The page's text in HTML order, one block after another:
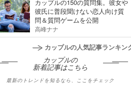
カップルの150の質問集。彼女や
彼氏に普段聞けない恋人向け質
問＆質問ゲームを公開
高峰ナナ
カップルの人気記事ランキン
カップルの
新着記事はこちら
最新のトレンドを知るなら、ここをチェック